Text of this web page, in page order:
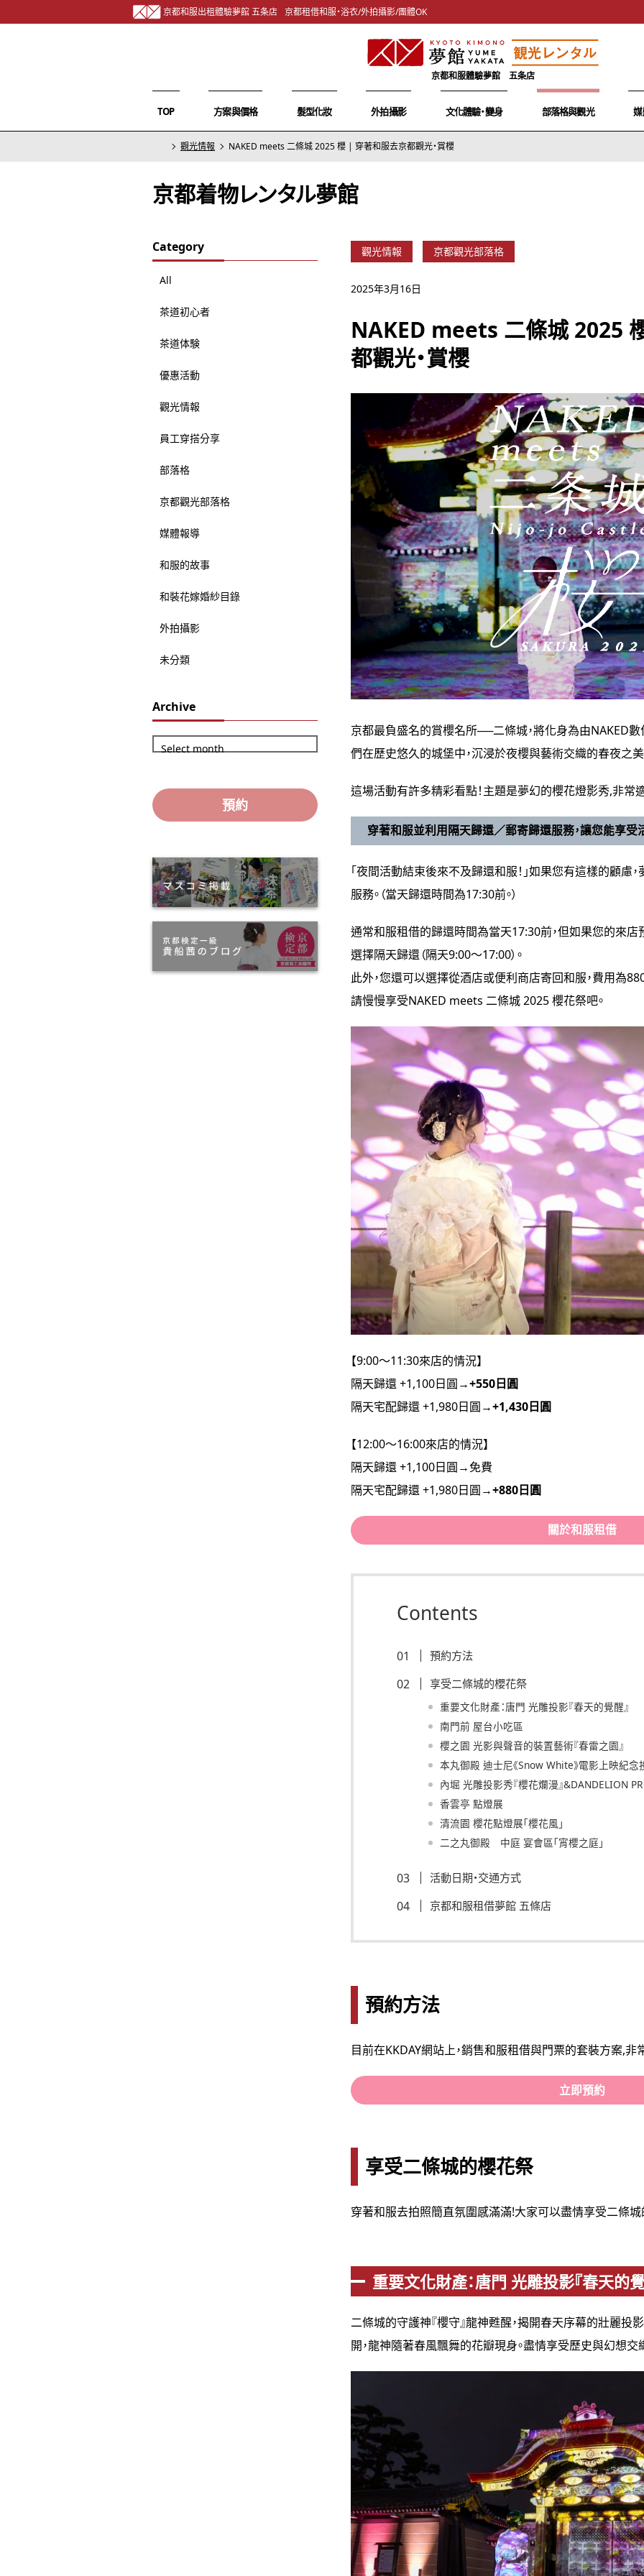
京都和服出租體驗夢館 五条店 京都租借和服・浴衣/外拍攝影/團體OK
京都和服體驗夢館 五条店
TOP 方案與價格 髮型化妝 外拍攝影 文化體驗・變身 部落格與觀光
觀光情報 NAKED meets 二條城 2025 櫻 | 穿著和服去京都觀光・賞櫻
京都着物レンタル夢館
Category
All
茶道初心者
茶道体験
優惠活動
觀光情報
員工穿搭分享
部落格
京都觀光部落格
媒體報導
和服的故事
和裝花嫁婚紗目錄
外拍攝影
未分類
Archive
Select month
預約
觀光情報 京都觀光部落格
2025年3月16日
NAKED meets 二條城 2025
都觀光・賞櫻
京都最負盛名的賞櫻名所──二條城，將化身為由NAKED
們在歷史悠久的城堡中，沉浸於夜櫻與藝術交織的春夜之美
這場活動有許多精彩看點！主題是夢幻的櫻花燈影秀,非常
穿著和服並利用隔天歸還／郵寄歸還服務，讓您能享受
「夜間活動結束後來不及歸還和服！」如果您有這樣的顧慮
服務。（當天歸還時間為17:30前。）
通常和服租借的歸還時間為當天17:30前，但如果您的來店
選擇隔天歸還（隔天9:00～17:00）。
此外，您還可以選擇從酒店或便利商店寄回和服，費用為
請慢慢享受NAKED meets 二條城 2025 櫻花祭吧。
【9:00～11:30來店的情況】
隔天歸還 +1,100日圓→+550日圓
隔天宅配歸還 +1,980日圓→+1,430日圓
【12:00～16:00來店的情況】
隔天歸還 +1,100日圓→免費
隔天宅配歸還 +1,980日圓→+880日圓
關於和服租借
Contents
預約方法
享受二條城的櫻花祭
重要文化財產：唐門 光雕投影『春天的覺醒』
南門前 屋台小吃區
櫻之園 光影與聲音的裝置藝術『春雷之園』
本丸御殿 迪士尼《Snow White》電影上映紀念
內堀 光雕投影秀『櫻花爛漫』&DANDELION
香雲亭 點燈展
清流園 櫻花點燈展「櫻花風」
二之丸御殿 中庭 宴會區「宵櫻之庭」
活動日期・交通方式
京都和服租借夢館 五條店
預約方法
目前在KKDAY網站上，銷售和服租借與門票的套裝方案,
立即預約
享受二條城的櫻花祭
穿著和服去拍照簡直氛圍感滿滿!大家可以盡情享受二條
重要文化財產：唐門 光雕投影『春天的
二條城的守護神『櫻守』龍神甦醒，揭開春天序幕的壯麗投
開，龍神隨著春風飄舞的花瓣現身。盡情享受歷史與幻想交